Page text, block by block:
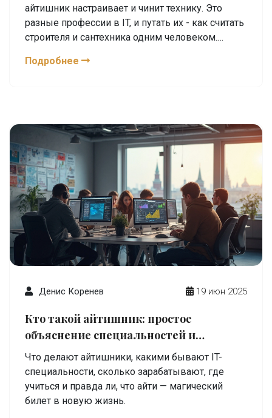
айтишник настраивает и чинит технику. Это
разные профессии в IT, и путать их - как считать
строителя и сантехника одним человеком.
Подробнее
Денис Коренев 19 июн 2025
Кто такой айтишник: простое
объяснение специальностей и
реальной работы
Что делают айтишники, какими бывают IT-
специальности, сколько зарабатывают, где
учиться и правда ли, что айти — магический
билет в новую жизнь.